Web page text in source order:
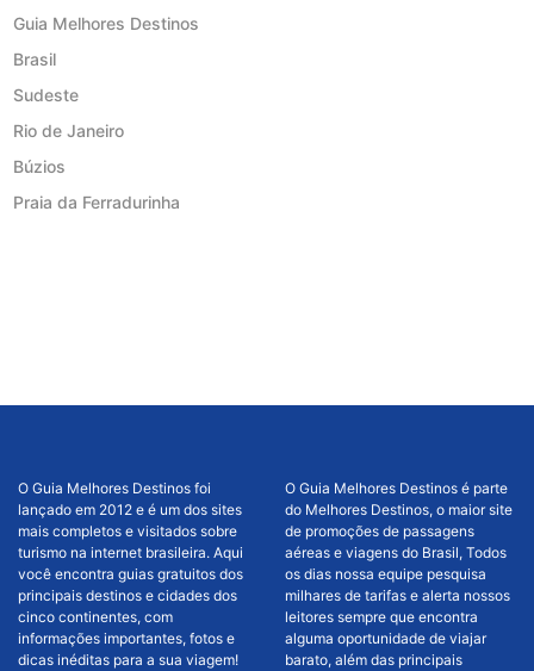
Guia Melhores Destinos
Brasil
Sudeste
Rio de Janeiro
Búzios
Praia da Ferradurinha
O Guia Melhores Destinos foi
lançado em 2012 e é um dos sites
mais completos e visitados sobre
turismo na internet brasileira. Aqui
você encontra guias gratuitos dos
principais destinos e cidades dos
cinco continentes, com
informações importantes, fotos e
dicas inéditas para a sua viagem!
O Guia Melhores Destinos é parte
do Melhores Destinos, o maior site
de promoções de passagens
aéreas e viagens do Brasil, Todos
os dias nossa equipe pesquisa
milhares de tarifas e alerta nossos
leitores sempre que encontra
alguma oportunidade de viajar
barato, além das principais